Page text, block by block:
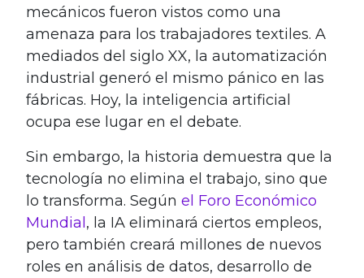
mecánicos fueron vistos como una
amenaza para los trabajadores textiles. A
mediados del siglo XX, la automatización
industrial generó el mismo pánico en las
fábricas. Hoy, la inteligencia artificial
ocupa ese lugar en el debate.
Sin embargo, la historia demuestra que la
tecnología no elimina el trabajo, sino que
lo transforma. Según el Foro Económico
Mundial , la IA eliminará ciertos empleos,
pero también creará millones de nuevos
roles en análisis de datos, desarrollo de